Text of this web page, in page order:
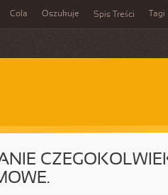
Cola Oszukuje Spis Treści Tagi